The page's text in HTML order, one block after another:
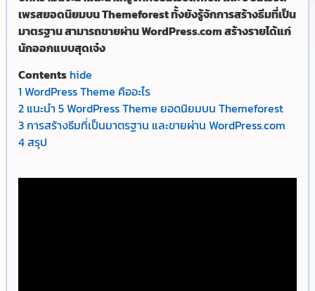
เพรสยอดนิยมบน Themeforest ทั้งยังรู้จักการสร้างธีมที่เป็น
มาตรฐาน สามารถขายผ่าน WordPress.com สร้างรายได้แก่
นักออกแบบสุดเจ๋ง
Contents hide
1 WordPress Theme คืออะไร
2 แนะนำ 5 WordPress Theme ยอดนิยมบน Themeforest
3การสร้างธีมที่เป็นมาตรฐาน และขายผ่าน WordPress.com
4สรุป